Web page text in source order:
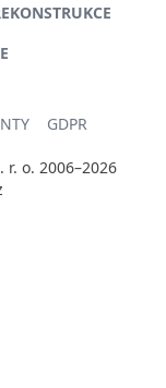
GDPR
r. o. 2006–2026